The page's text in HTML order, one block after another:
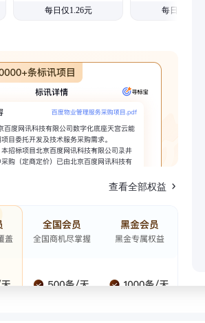
每日仅1.26元 每日仅1.08元
查看全部权益